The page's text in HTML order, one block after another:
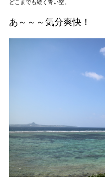
どこまでも続く青い空。
あ～～～気分爽快！